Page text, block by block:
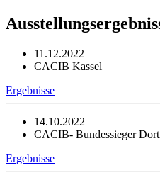
11.12.2022
CACIB Kassel
Ergebnisse
14.10.2022
CACIB- Bundessieger
Ergebnisse